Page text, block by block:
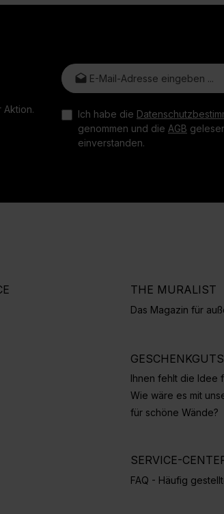
E-Mail-Adresse*
Ich habe die
genommen und die AGB
einverstanden.
THE MURALIST
Das Magazin für
Ihnen fehlt die Idee
Wie wäre es mit
für schöne Wände?
SERVICE-
FAQ - Häufig